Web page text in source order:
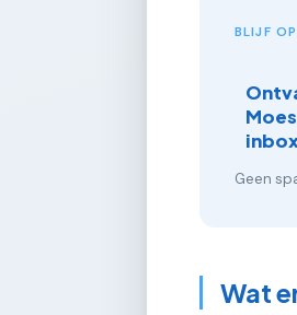
BLIJF
Geen
Wat